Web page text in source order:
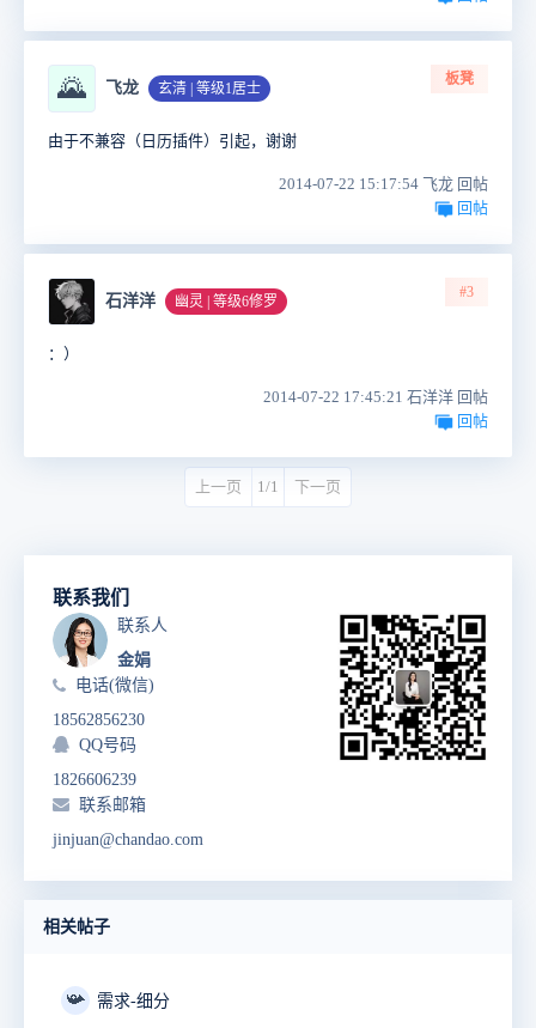
🌄 飞龙 玄清 | 等级1居士
板凳
由于不兼容（日历插件）引起，谢谢
2014-07-22 15:17:54 飞龙 回帖
回帖
石洋洋 幽灵 | 等级6修罗
#3
：）
2014-07-22 17:45:21 石洋洋 回帖
回帖
上一页 1/1 下一页
联系我们
联系人
金娟
电话(微信)
18562856230
QQ号码
1826606239
联系邮箱
jinjuan@chandao.com
相关帖子
📯 需求-细分